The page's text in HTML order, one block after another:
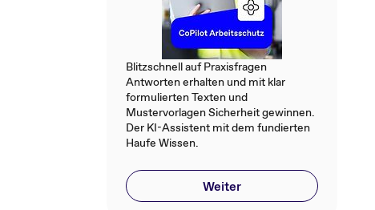
Blitzschnell auf Praxisfragen
Antworten erhalten und mit klar
formulierten Texten und
Mustervorlagen Sicherheit gewinnen.
Der KI-Assistent mit dem fundierten
Haufe Wissen.
Weiter